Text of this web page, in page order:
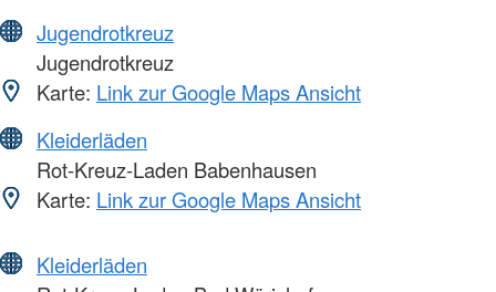
Jugendrotkreuz
Jugendrotkreuz
Karte: Link zur Google Maps Ansicht
Kleiderläden
Rot-Kreuz-Laden Babenhausen
Karte: Link zur Google Maps Ansicht
Kleiderläden